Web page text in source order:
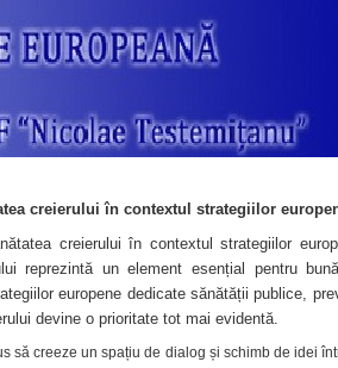
creierului în contextul strategiilor
creierului în contextul strategiilor
reprezintă un element esențial pentru
europene dedicate sănătății publice,
devine o prioritate tot mai evidentă.
să creeze un spațiu de dialog și schimb de idei